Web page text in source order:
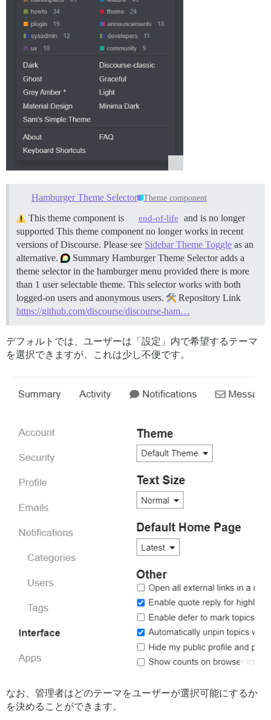
Hamburger Theme Selector Theme component
This theme component is end-of-life
and is no longer
supported This theme component no longer works in recent
versions of Discourse. Please see Sidebar Theme Toggle as an
alternative.
Summary Hamburger Theme Selector adds a
theme selector in the hamburger menu provided there is more
than 1 user selectable theme. This selector works with both
logged-on users and anonymous users.
Repository Link
https://github.com/discourse/discourse-ham…
デフォルトでは、ユーザーは「設定」内で希望するテーマ
を選択できますが、これは少し不便です。
なお、管理者はどのテーマをユーザーが選択可能にするか
を決めることができます。